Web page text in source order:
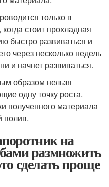
только в
стоит прохладная
быстро развиваться и
через несколько недель
и начнет развиваться.
образом нельзя
одну точку роста.
полученного материала
полив.
на
размножить
сделать проще